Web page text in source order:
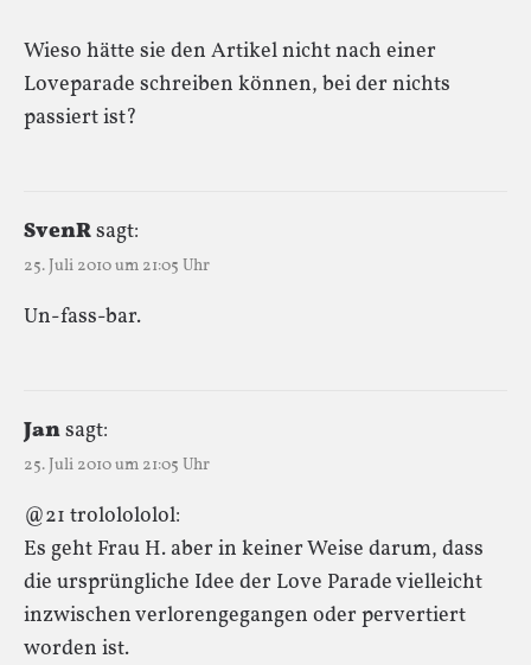
Wieso hätte sie den Artikel nicht nach einer
Loveparade schreiben können, bei der nichts
passiert ist?
SvenRsagt:
25. Juli 2010 um 21:05 Uhr
Un-fass-bar.
Jansagt:
25. Juli 2010 um 21:05 Uhr
@21 trololololol:
Es geht Frau H. aber in keiner Weise darum, dass
die ursprüngliche Idee der Love Parade vielleicht
inzwischen verlorengegangen oder pervertiert
worden ist.